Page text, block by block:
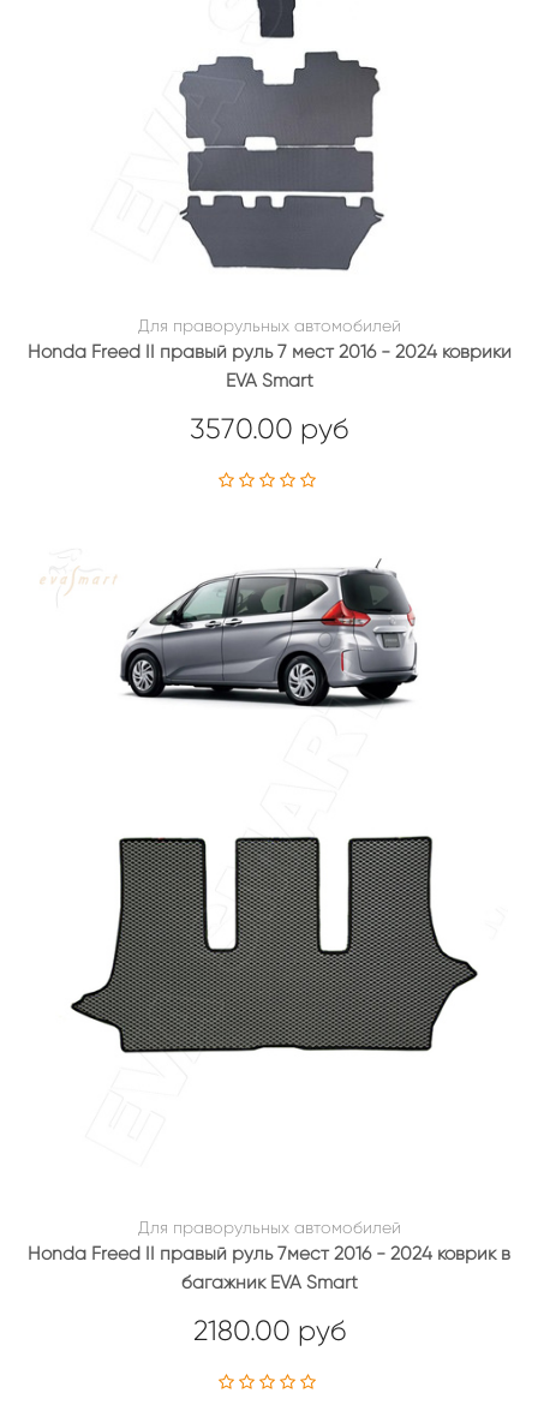
Для праворульных автомобилей
Honda Freed II правый руль 7 мест 2016 - 2024 коврики
EVA Smart
3570.00 руб
Для праворульных автомобилей
Honda Freed II правый руль 7мест 2016 - 2024 коврик в
багажник EVA Smart
2180.00 руб